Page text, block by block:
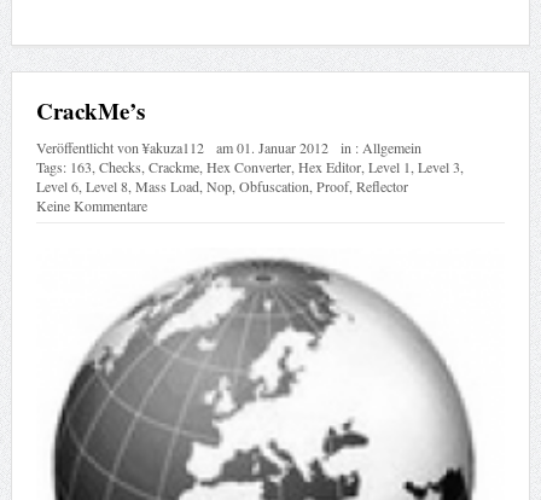
CrackMe’s
Veröffentlicht von¥akuza112 am01. Januar 2012 in : Allgemein
Tags: 163 Checks Crackme, Hex Converter, Hex Editor, Level 1 Level 3
Level 6, Level 8, Mass Load, Nop, Obfuscation Proof, Reflector
Keine Kommentare